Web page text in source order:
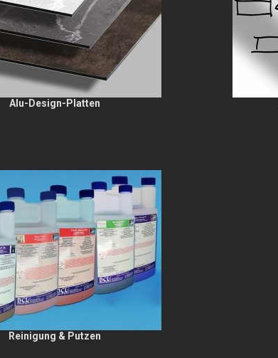
Alu-Design-Platten
Reinigung & Putzen